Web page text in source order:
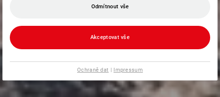
Odmítnout vše
Akceptovat vše
Ochraně dat | Impressum